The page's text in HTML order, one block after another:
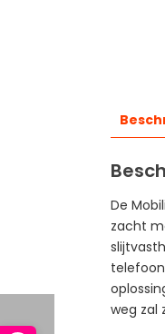
De
zacht
weg zal